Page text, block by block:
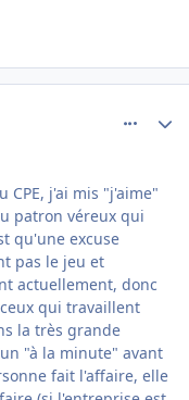
CPE, j'ai mis "j'aime"
patron véreux qui
qu'une excuse
pas le jeu et
actuellement, donc
qui travaillent
la très grande
"à la minute" avant
fait l'affaire, elle